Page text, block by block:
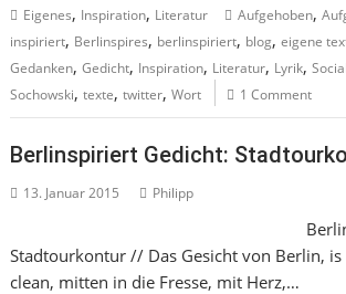
Eigenes, Inspiration, Literatur Aufgehoben,
inspiriert, Berlinspires, berlinspiriert, blog,eigene
Gedanken,Gedicht, Inspiration, Literatur, Lyrik,
Sochowski,texte,twitter,Wort 1 Comment
Berlinspiriert Gedicht:
13. Januar 2015 Philipp
Stadtourkontur // Das Gesicht von Berlin,
clean, mitten in die Fresse, mit Herz,…